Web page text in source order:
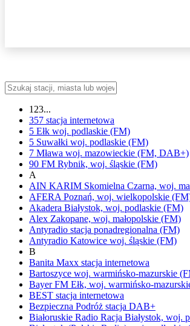
123...
357 stacja internetowa
5 Ełk woj. podlaskie (FM)
5 Suwałki woj. podlaskie (FM)
7 Mława woj. mazowieckie (FM, DAB+)
90 FM Rybnik, woj. śląskie (FM)
A
AIN KARIM Skomielna Czarna, woj.
AFERA Poznań, woj. wielkopolskie
Akadera Białystok, woj. podlaskie (FM)
Alex Zakopane, woj. małopolskie (FM)
Antyradio stacja ponadregionalna (FM)
Antyradio Katowice woj. śląskie (FM)
B
Banita Maxx stacja internetowa
Bartoszyce woj. warmińsko-mazurskie
Bayer FM Ełk, woj. warmińsko-
BEST stacja internetowa
Bezpieczna Podróż stacja DAB+
Białoruskie Radio Racja Białystok, woj.